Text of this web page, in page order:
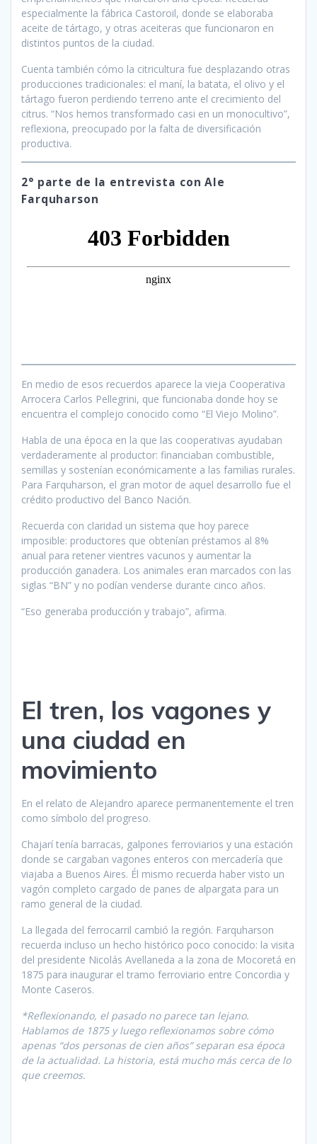
especialmente la fábrica Castoroil, donde se elaboraba
aceite de tártago, y otras aceiteras que funcionaron en
distintos puntos de la ciudad.
Cuenta también cómo la citricultura fue desplazando otras
producciones tradicionales: el maní, la batata, el olivo y el
tártago fueron perdiendo terreno ante el crecimiento del
citrus. “Nos hemos transformado casi en un monocultivo”,
reflexiona, preocupado por la falta de diversificación
productiva.
2° parte de la entrevista con Ale
Farquharson
En medio de esos recuerdos aparece la vieja Cooperativa
Arrocera Carlos Pellegrini, que funcionaba donde hoy se
encuentra el complejo conocido como “El Viejo Molino”.
Habla de una época en la que las cooperativas ayudaban
verdaderamente al productor: financiaban combustible,
semillas y sostenían económicamente a las familias rurales.
Para Farquharson, el gran motor de aquel desarrollo fue el
crédito productivo del Banco Nación.
Recuerda con claridad un sistema que hoy parece
imposible: productores que obtenían préstamos al 8%
anual para retener vientres vacunos y aumentar la
producción ganadera. Los animales eran marcados con las
siglas “BN” y no podían venderse durante cinco años.
“Eso generaba producción y trabajo”, afirma.
El tren, los vagones y
una ciudad en
movimiento
En el relato de Alejandro aparece permanentemente el tren
como símbolo del progreso.
Chajarí tenía barracas, galpones ferroviarios y una estación
donde se cargaban vagones enteros con mercadería que
viajaba a Buenos Aires. Él mismo recuerda haber visto un
vagón completo cargado de panes de alpargata para un
ramo general de la ciudad.
La llegada del ferrocarril cambió la región. Farquharson
recuerda incluso un hecho histórico poco conocido: la visita
del presidente Nicolás Avellaneda a la zona de Mocoretá en
1875 para inaugurar el tramo ferroviario entre Concordia y
Monte Caseros.
*Reflexionando, el pasado no parece tan lejano.
Hablamos de 1875 y luego reflexionamos sobre cómo
apenas “dos personas de cien años” separan esa época
de la actualidad. La historia, está mucho más cerca de lo
que creemos.